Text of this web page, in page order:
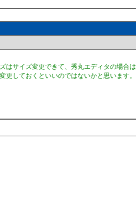
はサイズ変更できて、秀丸エディタの場合は
更しておくといいのではないかと思います。